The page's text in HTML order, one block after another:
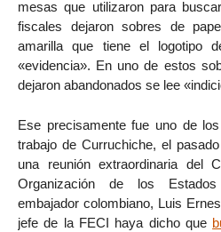
mesas que utilizaron para
fiscales dejaron sobres de
amarilla que tiene el logotipo
«evidencia». En uno de estos
dejaron abandonados se lee
Ese precisamente fue uno de
trabajo de Curruchiche, el
una reunión extraordinaria del
Organización de los
embajador colombiano, Luis
jefe de la FECI haya dicho que